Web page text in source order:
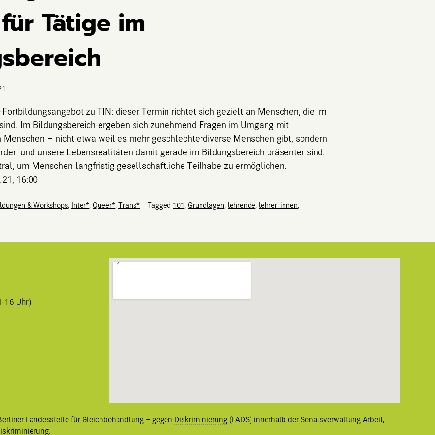
Tätige im
zu TIN: dieser Termin richtet sich gezielt an Menschen, die im
Im Bildungsbereich ergeben sich zunehmend Fragen im Umgang mit
– nicht etwa weil es mehr geschlechterdiverse Menschen gibt, sondern
und unsere Lebensrealitäten damit gerade im Bildungsbereich präsenter sind.
um Menschen langfristig gesellschaftliche Teilhabe zu ermöglichen.
16:00
& Workshops, Inter*, Queer*, Trans* Tagged 101, Grundlagen, lehrende, lehrer_innen,
16 Uhr)
Landesstelle für Gleichbehandlung – gegen Diskriminierung (LADS) innerhalb der Senatsverwaltung Arbeit,
.